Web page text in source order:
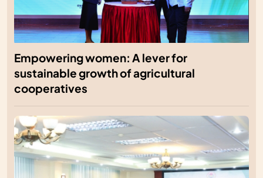
Empowering women: A lever for
sustainable growth of agricultural
cooperatives